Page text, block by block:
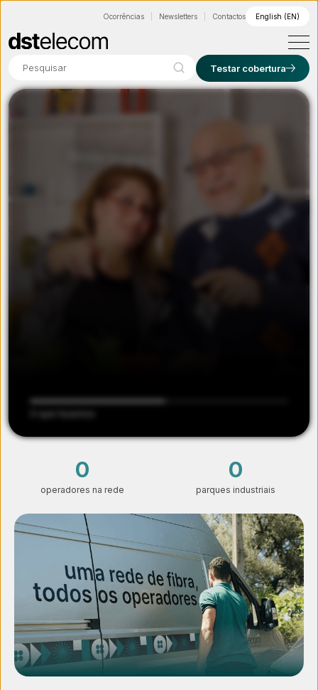
Ocorrências Newsletters Contactos English (EN)
Pesquisar Testar cobertura
6
operadores na rede
157
parques industriais